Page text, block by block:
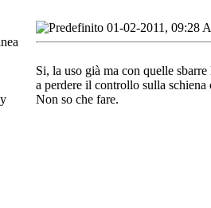
01-02-2011, 09:28
Si, la uso già ma con quelle
a perdere il controllo sulla schiena
Non so che fare.